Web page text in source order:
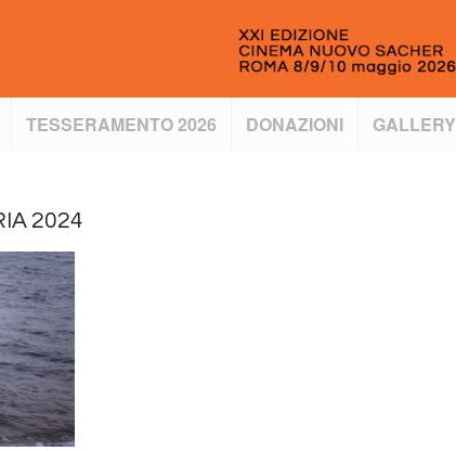
TESSERAMENTO 2026 DONAZIONI GALLERY
2024